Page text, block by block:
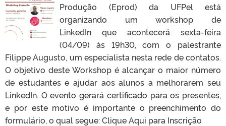
Produção (Eprod) da UFPel está
organizando um workshop de
LinkedIn que acontecerá sexta-feira
(04/09) às 19h30, com o palestrante
Filippe Augusto, um especialista nesta rede de contatos.
O objetivo deste Workshop é alcançar o maior número
de estudantes e ajudar aos alunos a melhorarem seu
LinkedIn. O evento gerará certificado para os presentes,
e por este motivo é importante o preenchimento do
formulário, o qual segue: Clique Aqui para Inscrição